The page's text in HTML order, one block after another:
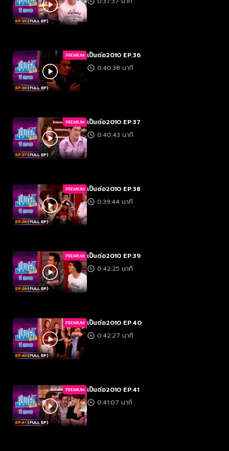
PREMIUM เป็นต่อ2010 EP.36
0:40:38 นาที
PREMIUM เป็นต่อ2010 EP.37
0:40:43 นาที
PREMIUM เป็นต่อ2010 EP.38
0:39:44 นาที
PREMIUM เป็นต่อ2010 EP.39
0:42:25 นาที
PREMIUM เป็นต่อ2010 EP.40
0:42:27 นาที
PREMIUM เป็นต่อ2010 EP.41
0:41:07 นาที